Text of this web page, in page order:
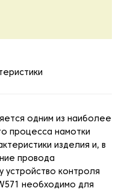
одним из наиболее
процесса намотки
изделия и, в
провода
устройство контроля
необходимо для